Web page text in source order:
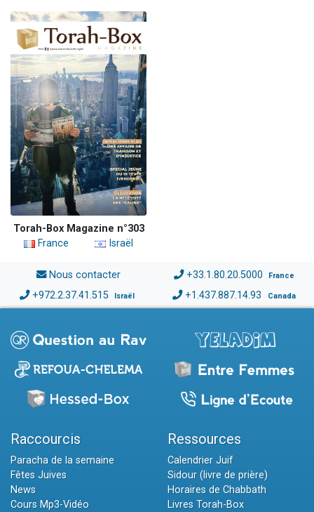
Torah-Box Magazine n°303
France
Israël
Nous contacter +33.1.80.20.5000 France
+972.2.37.41.515 Israël +1.437.887.14.93 Canada
Raccourcis
Paracha de la semaine
Fêtes Juives
News
Cours Mp3-Vidéo
Ressources
Calendrier Juif
Sidour (livre de prière)
Horaires de Chabbath
Livres Torah-Box